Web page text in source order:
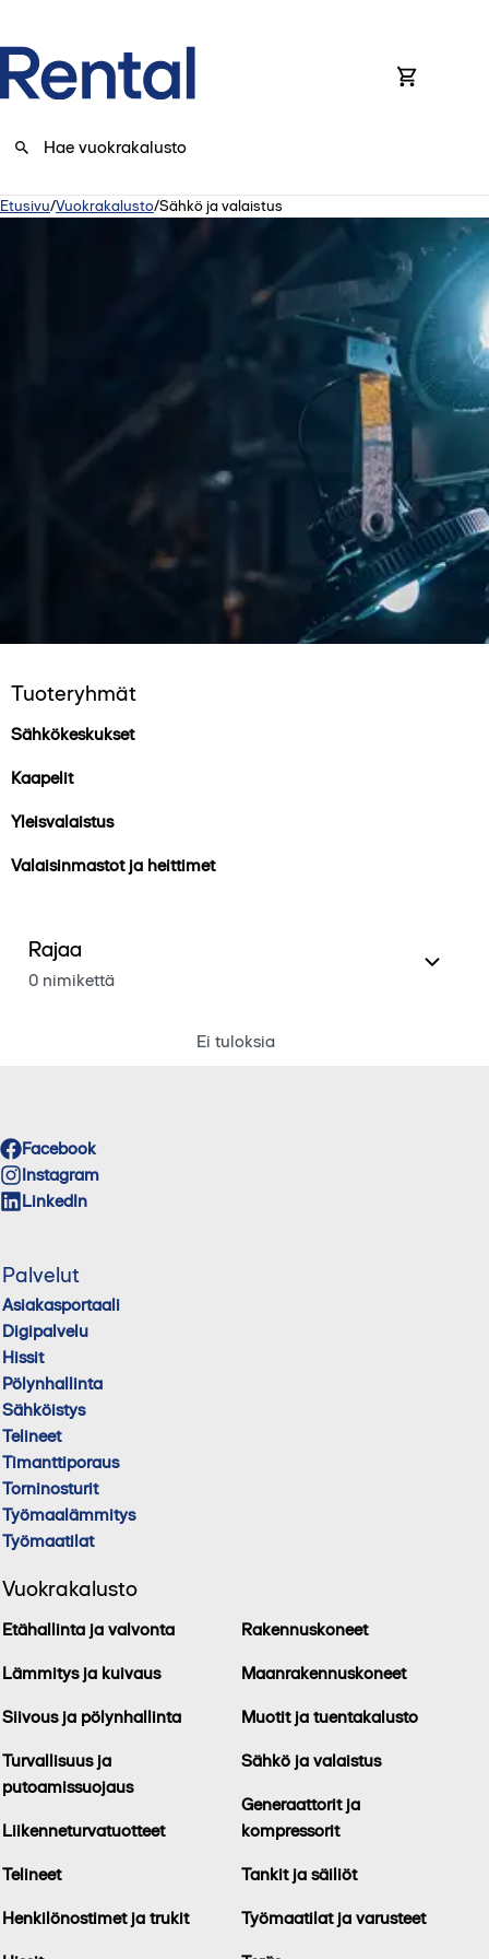
Etusivu/Vuokrakalusto/Sähkö ja valaistus
Tuoteryhmät
Sähkökeskukset
Kaapelit
Yleisvalaistus
Valaisinmastot ja heittimet
Rajaa
0 nimikettä
Ei tuloksia
Facebook
Instagram
LinkedIn
Palvelut
Asiakasportaali
Digipalvelu
Hissit
Pölynhallinta
Sähköistys
Telineet
Timanttiporaus
Torninosturit
Työmaalämmitys
Työmaatilat
Vuokrakalusto
Etähallinta ja valvonta
Lämmitys ja kuivaus
Siivous ja pölynhallinta
Turvallisuus ja
putoamissuojaus
Liikenneturvatuotteet
Telineet
Henkilönostimet ja trukit
Rakennuskoneet
Maanrakennuskoneet
Muotit ja tuentakalusto
Sähkö ja valaistus
Generaattorit ja
kompressorit
Tankit ja säiliöt
Työmaatilat ja varusteet